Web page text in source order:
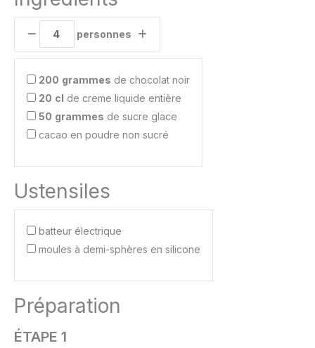
personnes
200 grammes de chocolat noir
20 cl de creme liquide entière
50 grammes de sucre glace
cacao en poudre non sucré
Ustensiles
batteur électrique
moules à demi-sphères en silicone
Préparation
ÉTAPE 1